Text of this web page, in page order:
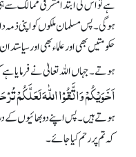
ہے تو اس کی ابتدا مشرقی ممالک
ہو گی۔ پس مسلمان ملکوں کو اپنی ذمہ
حکومتیں بھی اور علماء بھی اور
ہوتے۔ جہاں اللہ تعالیٰ نے فرمایا
اَخَوَیْکُمْ وَاتَّقُوْا اللّٰہَ لَعَلَّکُمْ
ہوتے ہیں۔ پس اپنے دو بھائیوں کے
کہ تم پر رحم کیا جائے۔